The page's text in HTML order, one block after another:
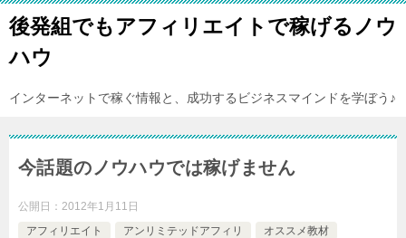
後発組でもアフィリエイトで稼げるノウ
ハウ
インターネットで稼ぐ情報と、成功するビジネスマインドを学ぼう♪
今話題のノウハウでは稼げません
公開日： 2012年1月11日
アフィリエイト
アンリミテッドアフィリ オススメ教材